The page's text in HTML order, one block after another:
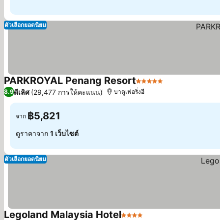
ตัวเลือกยอดนิยม
PARKROYAL Penang Resort5 ดาว
8.9ดีเลิศ (29,477 การให้คะแนน) บาตูเฟอริ่งฮี
จาก ฿5,821
ดูราคาจาก 1 เว็บไซต์
ตัวเลือกยอดนิยม
Legoland Malaysia Hotel